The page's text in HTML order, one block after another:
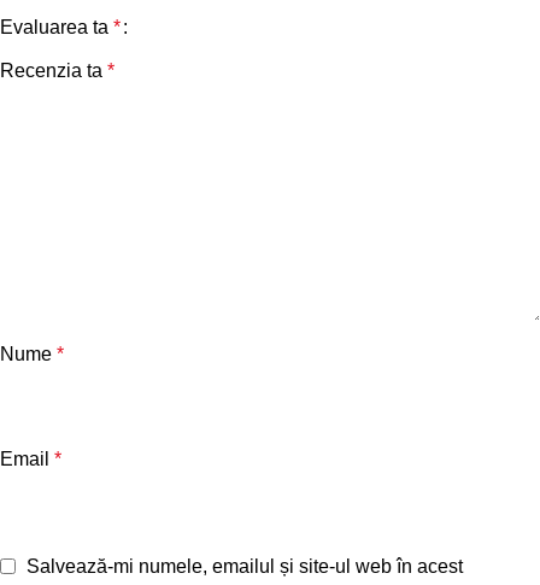
Evaluarea ta *
Recenzia ta *
Nume *
Email *
Salvează-mi numele, emailul și site-ul web în acest